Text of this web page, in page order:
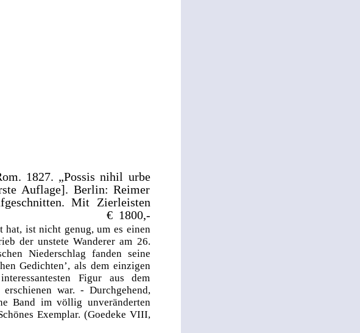
1827. „Possis nihil urbe
Auflage]. Berlin: Reimer
Mit Zierleisten
€ 1800,-
hat, ist nicht genug, um es einen
der unstete Wanderer am 26.
Niederschlag fanden seine
Gedichten’, als dem einzigen
Figur aus dem
war. - Durchgehend,
Band im völlig unveränderten
Exemplar. (Goedeke VIII,